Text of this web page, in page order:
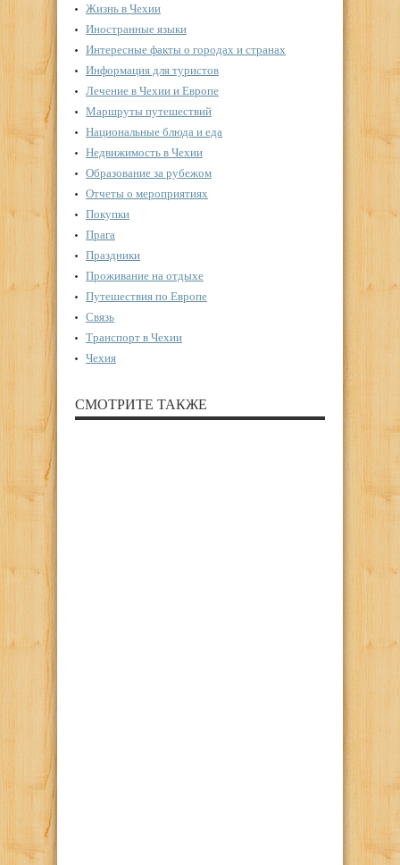
Жизнь в Чехии
Иностранные языки
Интересные факты о городах и странах
Информация для туристов
Лечение в Чехии и Европе
Маршруты путешествий
Национальные блюда и еда
Недвижимость в Чехии
Образование за рубежом
Отчеты о мероприятиях
Покупки
Прага
Праздники
Проживание на отдыхе
Путешествия по Европе
Связь
Транспорт в Чехии
Чехия
СМОТРИТЕ ТАКЖЕ